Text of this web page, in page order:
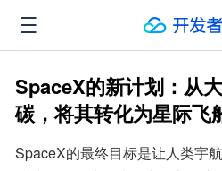
SpaceX的新计划：从
碳，将其转化为星际飞
SpaceX的最终目标是让人类宇